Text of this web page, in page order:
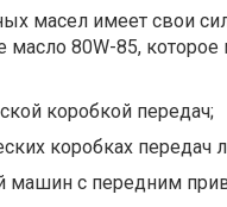
масел имеет свои
масло 80W-85,
коробкой передач;
коробках передач
машин с передним